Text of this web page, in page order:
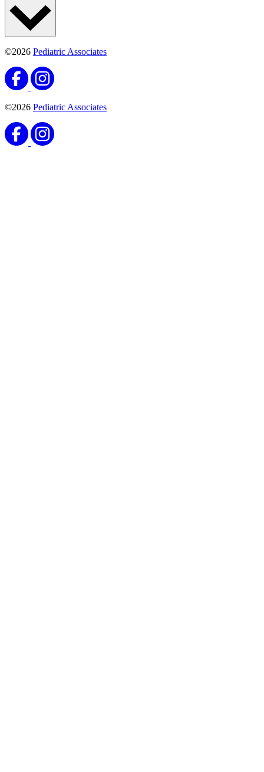
©2026 Pediatric Associates
©2026 Pediatric Associates